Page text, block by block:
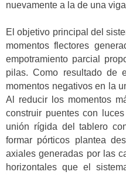
nuevamente a la de una
El objetivo principal del
momentos flectores
empotramiento parcial
pilas. Como resultado de
momentos negativos en la
Al reducir los momentos
construir puentes con
unión rígida del tablero
formar pórticos plantea
axiales generadas por las
horizontales que el